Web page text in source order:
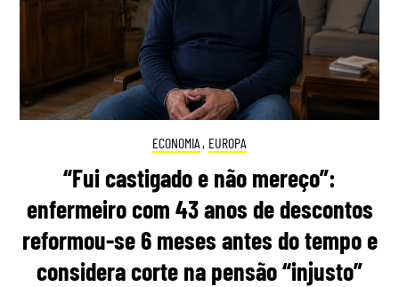
ECONOMIA , EUROPA
“Fui castigado e não mereço”:
enfermeiro com 43 anos de descontos
reformou-se 6 meses antes do tempo e
considera corte na pensão “injusto”